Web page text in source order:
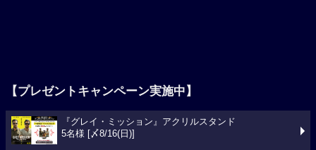
【プレゼントキャンペーン実施中】
『グレイ・ミッション』アクリルスタンド
5名様 [〆8/16(日)]